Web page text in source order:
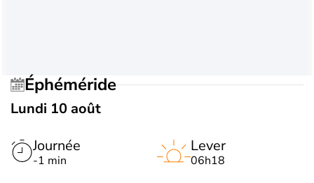
Éphéméride
Lundi 10 août
Journée
-1 min
Lever
06h18